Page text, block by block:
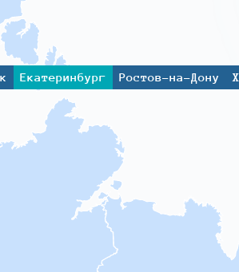
Екатеринбург Ростов-на-Дону